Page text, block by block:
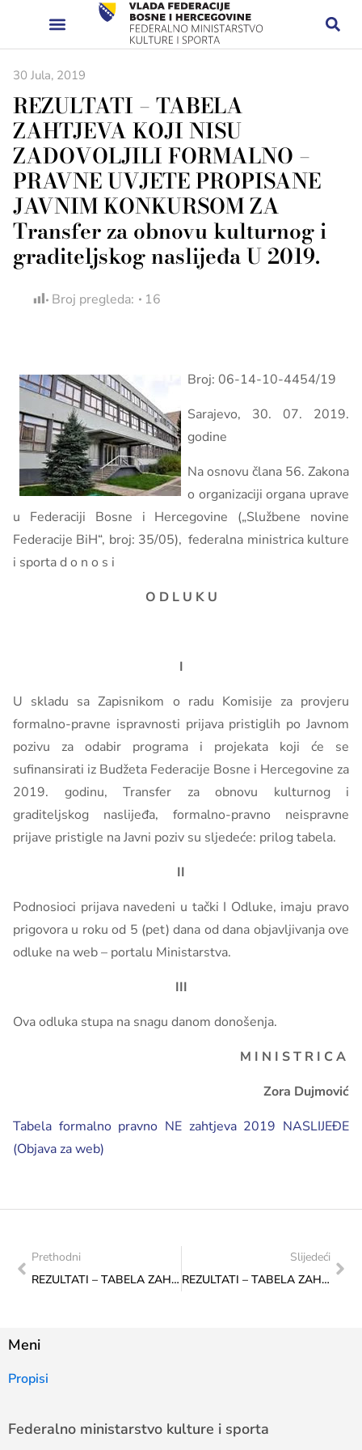
30 Jula, 2019
REZULTATI – TABELA
ZAHTJEVA KOJI NISU
ZADOVOLJILI FORMALNO –
PRAVNE UVJETE PROPISANE
JAVNIM KONKURSOM ZA
Transfer za obnovu kulturnog i
graditeljskog naslijeđa U 2019.
Broj pregleda: 16
Broj: 06-14-10-4454/19
Sarajevo, 30. 07. 2019.
godine
Na osnovu člana 56. Zakona
o organizaciji organa uprave
u Federaciji Bosne i Hercegovine („Službene novine
Federacije BiH“, broj: 35/05), federalna ministrica kulture
i sporta d o n o s i
O D L U K U
I
U skladu sa Zapisnikom o radu Komisije za provjeru
formalno-pravne ispravnosti prijava pristiglih po Javnom
pozivu za odabir programa i projekata koji će se
sufinansirati iz Budžeta Federacije Bosne i Hercegovine za
2019. godinu, Transfer za obnovu kulturnog i
graditeljskog naslijeđa, formalno-pravno neispravne
prijave pristigle na Javni poziv su sljedeće: prilog tabela.
II
Podnosioci prijava navedeni u tački I Odluke, imaju pravo
prigovora u roku od 5 (pet) dana od dana objavljivanja ove
odluke na web – portalu Ministarstva.
III
Ova odluka stupa na snagu danom donošenja.
M I N I S T R I C A
Zora Dujmović
Tabela formalno pravno NE zahtjeva 2019 NASLIJEĐE
(Objava za web)
Prethodni
REZULTATI – TABELA ZAHTJEVA KOJI NISU ZADOVOLJILI FORMALNO – PRAVNE UVJETE PROPISANE JAVNIM KONKURSOM ZA SPORT U 2019.
Slijedeći
REZULTATI – TABELA ZAHTJEVA KOJI NISU ZADOVOLJILI FORMALNO – PRAVNE UVJETE PROPISANE JAVNIM KONKURSOM ZA Transfer za za institucije nauke i kulture od značaja za BiH U 2019.
Meni
Propisi
Federalno ministarstvo kulture i sporta